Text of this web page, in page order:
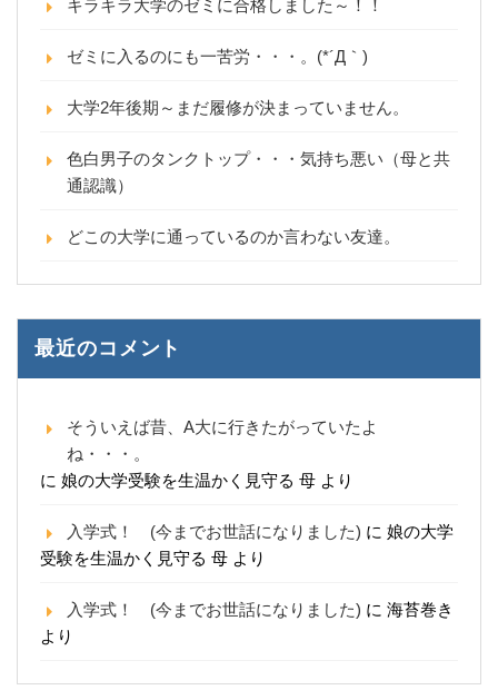
キラキラ大学のゼミに合格しました～！！
ゼミに入るのにも一苦労・・・。(*´Д｀)
大学2年後期～まだ履修が決まっていません。
色白男子のタンクトップ・・・気持ち悪い（母と共
通認識）
どこの大学に通っているのか言わない友達。
最近のコメント
そういえば昔、A大に行きたがっていたよ
ね・・・。
に 娘の大学受験を生温かく見守る 母 より
入学式！ (今までお世話になりました) に 娘の大学
受験を生温かく見守る 母 より
入学式！ (今までお世話になりました) に 海苔巻き
より